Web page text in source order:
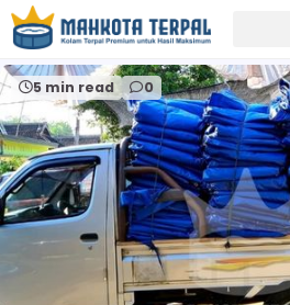
Home supplierterpaljateng
5 min read 0